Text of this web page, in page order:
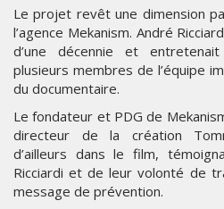
Le projet revêt une dimension
l’agence Mekanism. André
d’une décennie et
plusieurs membres de l’équipe
du documentaire.
Le fondateur et PDG de
directeur de la création
d’ailleurs dans le film,
Ricciardi et de leur volonté de
message de prévention.